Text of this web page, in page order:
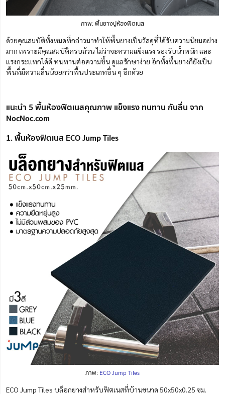
ภาพ: พื้นยางปูห้องฟิตเนส
ด้วยคุณสมบัติทั้งหมดที่กล่าวมาทำให้พื้นยางเป็นวัสดุที่ได้รับความนิยมอย่าง
มาก เพราะมีคุณสมบัติครบถ้วน ไม่ว่าจะความแข็งแรง รองรับน้ำหนัก และ
แรงกระแทกได้ดี ทนทานต่อความชื้น ดูแลรักษาง่าย อีกทั้งพื้นยางก็ยังเป็น
พื้นที่มีความลื่นน้อยกว่าพื้นประเภทอื่น ๆ อีกด้วย
แนะนำ 5 พื้นห้องฟิตเนสคุณภาพ แข็งแรง ทนทาน กันลื่น จาก
NocNoc.com
1. พื้นห้องฟิตเนส ECO Jump Tiles
ภาพ: ECO Jump Tiles
ECO Jump Tiles บล็อกยางสำหรับฟิตเนสที่บ้านขนาด 50x50x0.25 ซม.